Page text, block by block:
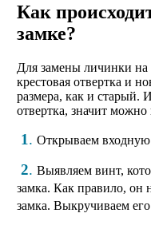
Как
замке?
Для замены личинки
крестовая отвертка и
размера, как и старый.
отвертка, значит можно
1. Открываем входную
2. Выявляем винт,
замка. Как правило, он
замка. Выкручиваем